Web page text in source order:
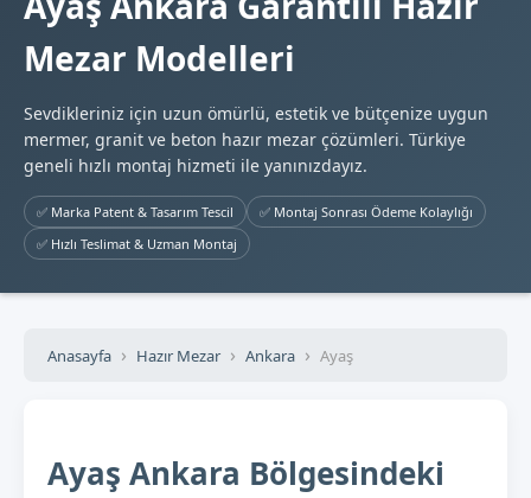
Mezar Modelleri
Sevdikleriniz için uzun ömürlü, estetik ve bütçenize uygun
mermer, granit ve beton hazır mezar çözümleri. Türkiye
geneli hızlı montaj hizmeti ile yanınızdayız.
✅ Marka Patent & Tasarım Tescil
✅ Montaj Sonrası Ödeme Kolaylığı
✅ Hızlı Teslimat & Uzman Montaj
Anasayfa Hazır Mezar Ankara Ayaş
Ayaş Ankara Bölgesindeki